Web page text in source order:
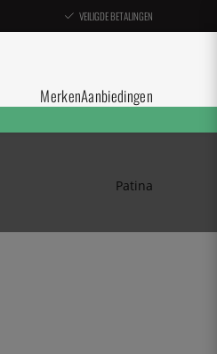
VEILIGDE BETALINGEN
MerkenAanbiedingen
Patina